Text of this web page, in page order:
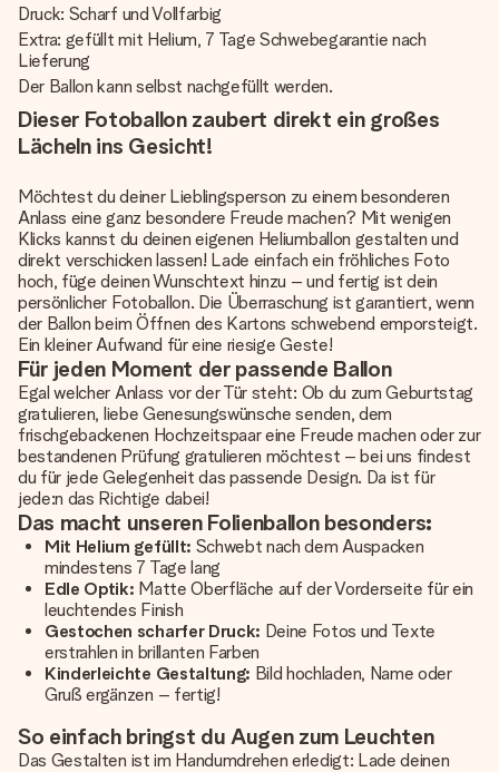
Druck: Scharf und Vollfarbig
Extra: gefüllt mit Helium, 7 Tage Schwebegarantie nach
Lieferung
Der Ballon kann selbst nachgefüllt werden.
Dieser Fotoballon zaubert direkt ein großes
Lächeln ins Gesicht!
Möchtest du deiner Lieblingsperson zu einem besonderen
Anlass eine ganz besondere Freude machen? Mit wenigen
Klicks kannst du deinen eigenen Heliumballon gestalten und
direkt verschicken lassen! Lade einfach ein fröhliches Foto
hoch, füge deinen Wunschtext hinzu – und fertig ist dein
persönlicher Fotoballon. Die Überraschung ist garantiert, wenn
der Ballon beim Öffnen des Kartons schwebend emporsteigt.
Ein kleiner Aufwand für eine riesige Geste!
Für jeden Moment der passende Ballon
Egal welcher Anlass vor der Tür steht: Ob du zum Geburtstag
gratulieren, liebe Genesungswünsche senden, dem
frischgebackenen Hochzeitspaar eine Freude machen oder zur
bestandenen Prüfung gratulieren möchtest – bei uns findest
du für jede Gelegenheit das passende Design. Da ist für
jede:n das Richtige dabei!
Das macht unseren Folienballon besonders:
Mit Helium gefüllt: Schwebt nach dem Auspacken
mindestens 7 Tage lang
Edle Optik: Matte Oberfläche auf der Vorderseite für ein
leuchtendes Finish
Gestochen scharfer Druck: Deine Fotos und Texte
erstrahlen in brillanten Farben
Kinderleichte Gestaltung: Bild hochladen, Name oder
Gruß ergänzen – fertig!
So einfach bringst du Augen zum Leuchten
Das Gestalten ist im Handumdrehen erledigt: Lade deinen